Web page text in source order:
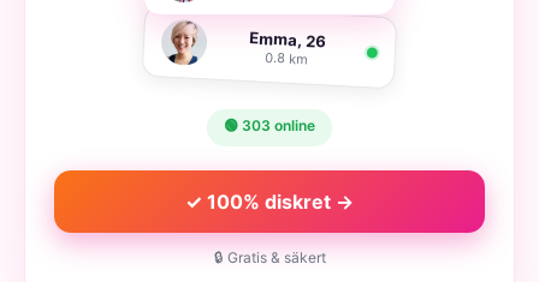
Emma, 26
0.8 km
🟢 303 online
✓ 100% diskret →
🔒 Gratis & säkert